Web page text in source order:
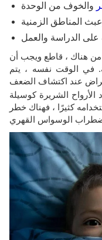
هناك ، قاطع ويجب أن
الوقت نفسه ، يتم
الشريرة كوسيلة
كثيرًا ، فهناك خطر